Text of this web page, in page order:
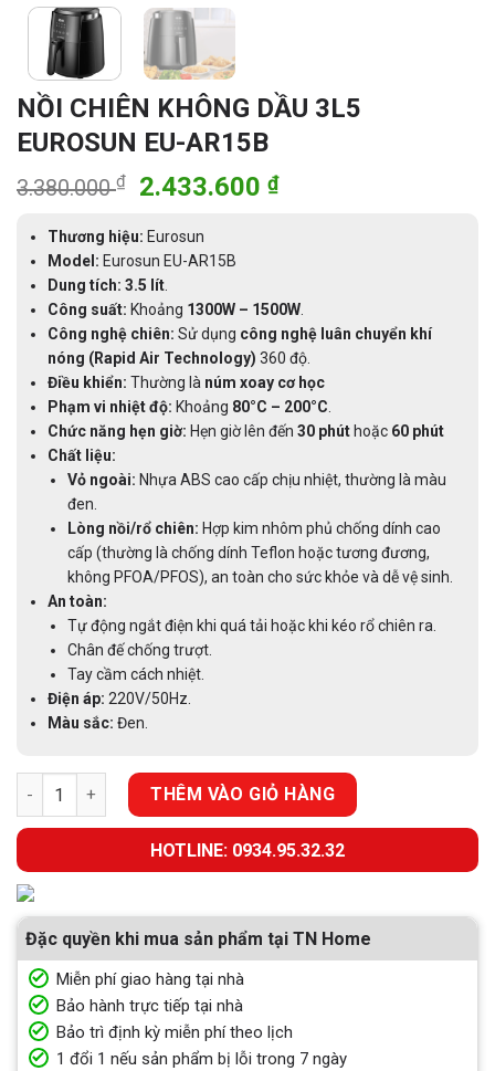
NỒI CHIÊN KHÔNG DẦU 3L5
EUROSUN EU-AR15B
3.380.000₫
Giá
là:
3.380.000 ₫.
2.433.600 ₫Giá
Thương hiệu: Eurosun
Model: Eurosun EU-AR15B
Dung tích: 3.5 lít
Công suất: Khoảng 1300W – 1500W
Công nghệ chiên: Sử dụng công nghệ luân chuyển khí
nóng (Rapid Air Technology) 360 độ.
Điều khiển: Thường là núm xoay cơ học
Phạm vi nhiệt độ: Khoảng 80°C – 200°C
Chức năng hẹn giờ: Hẹn giờ lên đến30 phút hoặc 60 phút
Chất liệu:
Vỏ ngoài: Nhựa ABS cao cấp chịu nhiệt, thường là màu
đen.
Lòng nồi/rổ chiên: Hợp kim nhôm phủ chống dính cao
cấp (thường là chống dính Teflon hoặc tương đương,
không PFOA/PFOS), an toàn cho sức khỏe và dễ vệ sinh.
An toàn:
Tự động ngắt điện khi quá tải hoặc khi kéo rổ chiên ra.
Chân đế chống trượt.
Tay cầm cách nhiệt.
Điện áp: 220V/50Hz.
Màu sắc: Đen.
NỒI CHIÊN KHÔNG DẦU 3L5 EUROSUN EU-AR15B số lượng
THÊM VÀO GIỎ HÀNG
HOTLINE: 0934.95.32.32
Đặc quyền khi mua sản phẩm tại TN Home
Miễn phí giao hàng tại nhà
Bảo hành trực tiếp tại nhà
Bảo trì định kỳ miễn phí theo lịch
1 đổi 1 nếu sản phẩm bị lỗi trong 7 ngày